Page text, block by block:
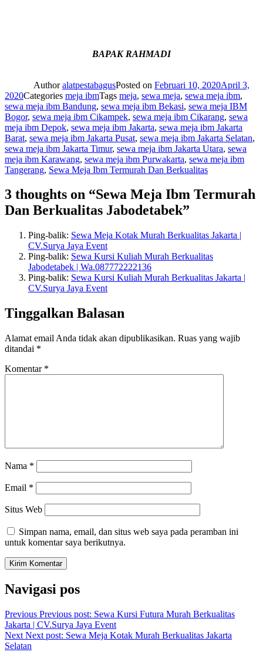
BAPAK RAHMADI
AuthoralatpestabagusPosted on Februari 10, 2020April 3,
2020Categories meja ibmTags meja, sewa meja, sewa meja ibm,
sewa meja ibm Bandung, sewa meja ibm Bekasi, sewa meja IBM
Bogor, sewa meja ibm Cikampek, sewa meja ibm Cikarang, sewa
meja ibm Depok, sewa meja ibm Jakarta, sewa meja ibm Jakarta
Barat, sewa meja ibm Jakarta Pusat, sewa meja ibm Jakarta Selatan,
sewa meja ibm Jakarta Timur, sewa meja ibm Jakarta Utara, sewa
meja ibm Karawang, sewa meja ibm Purwakarta, sewa meja ibm
Tangerang, Sewa Meja Ibm Termurah Dan Berkualitas
3 thoughts on “Sewa Meja Ibm Termurah
Dan Berkualitas Jabodetabek”
Ping-balik: Sewa Meja Kotak Murah Berkualitas Jakarta |
CV.Surya Jaya Event
Ping-balik: Sewa Kursi Kuliah Murah Berkualitas
Jabodetabek | Wa.087772222136
Ping-balik: Sewa Kursi Kuliah Murah Berkualitas Jakarta |
CV.Surya Jaya Event
Tinggalkan Balasan
Alamat email Anda tidak akan dipublikasikan. Ruas yang wajib
ditandai *
Komentar *
Nama *
Email *
Situs Web
Simpan nama, email, dan situs web saya pada peramban ini
untuk komentar saya berikutnya.
Navigasi pos
Previous Previous post: Sewa Kursi Futura Murah Berkualitas
Jakarta | CV.Surya Jaya Event
Next Next post: Sewa Meja Kotak Murah Berkualitas Jakarta
Selatan